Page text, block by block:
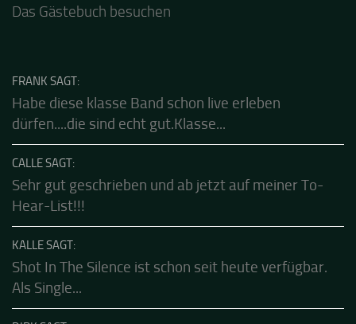
Stream ist eine schöne Zusammenfassung - Merci...
FRANK SAGT:
dürfen....die sind echt gut.Klasse...
CALLE SAGT:
Hear-List!!!
KALLE SAGT: